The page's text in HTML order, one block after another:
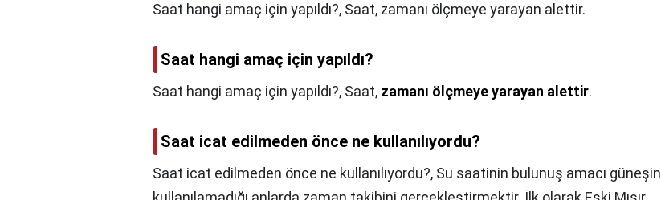
Saat hangi amaç için yapıldı?, Saat, zamanı ölçmeye yarayan alettir.
Saat hangi amaç için yapıldı?
Saat hangi amaç için yapıldı?, Saat, zamanı ölçmeye yarayan alettir.
Saat icat edilmeden önce ne kullanılıyordu?
Saat icat edilmeden önce ne kullanılıyordu?, Su saatinin bulunuş amacı güneşin